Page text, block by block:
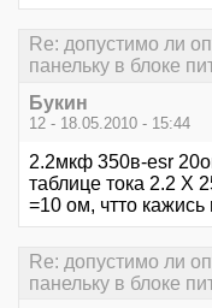
Re: допустимо ли
панельку в блоке
Букин
12 - 18.05.2010 - 15:44
2.2мкф 350в-esr
таблице тока 2.2 Х
=10 ом, чтто
Re: допустимо ли
панельку в блоке